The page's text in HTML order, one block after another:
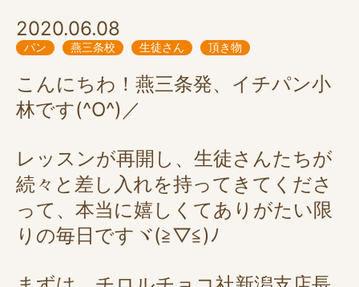
2020.06.08
パン 燕三条校 生徒さん 頂き物
こんにちわ！燕三条発、イチパン小
林です(^O^)／
レッスンが再開し、生徒さんたちが
続々と差し入れを持ってきてくださ
って、本当に嬉しくてありがたい限
りの毎日ですヾ(≧▽≦)ﾉ